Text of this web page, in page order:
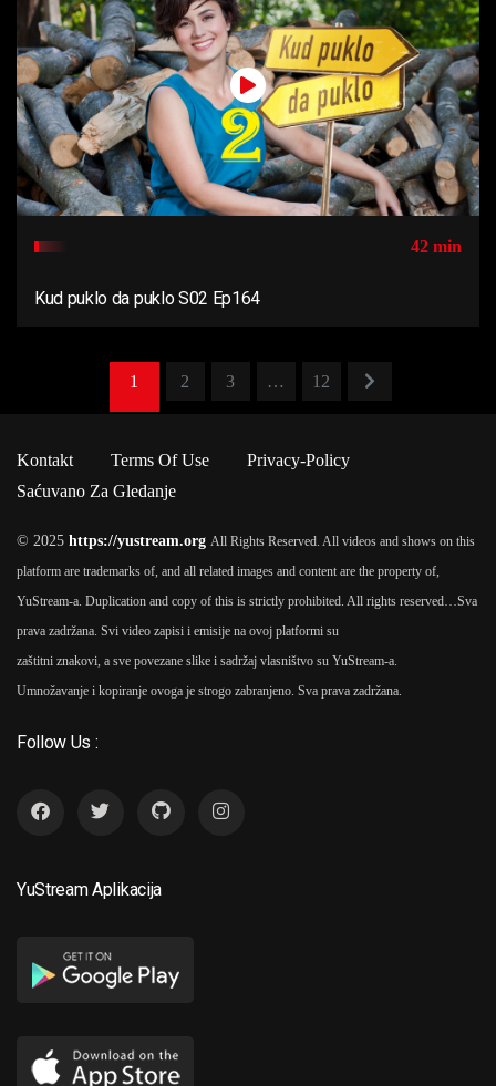
42 min
Kud puklo da puklo S02 Ep164
1 2 3 … 12
Kontakt Terms Of Use
Privacy-Policy
Saćuvano Za Gledanje
© 2025 https://yustream.org All Rights Reserved. All videos and shows on this
platform are trademarks of, and all related images and content are the property of,
YuStream-a. Duplication and copy of this is strictly prohibited. All rights reserved… Sva
prava zadržana. Svi video zapisi i emisije na ovoj platformi su
zaštitni znakovi, a sve povezane slike i sadržaj vlasništvo su YuStream-a.
Umnožavanje i kopiranje ovoga je strogo zabranjeno. Sva prava zadržana.
Follow Us :
YuStream Aplikacija